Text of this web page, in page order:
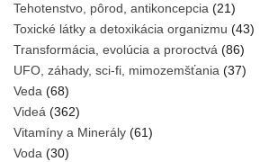
Tehotenstvo, pôrod, antikoncepcia (21)
Toxické látky a detoxikácia organizmu (43)
Transformácia, evolúcia a proroctvá (86)
UFO, záhady, sci-fi, mimozemšťania (37)
Veda (68)
Videá (362)
Vitamíny a Minerály (61)
Voda (30)